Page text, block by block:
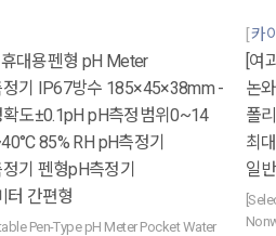
대용펜형 pH Meter
기 IP67방수 185×45×38mm -
확도±0.1pH pH측정범위0~14
85% RH pH측정기
기 펜형pH측정기
터 간편형
Pen-Type pH Meter Pocket Water
카
[여
논
폴
최
일